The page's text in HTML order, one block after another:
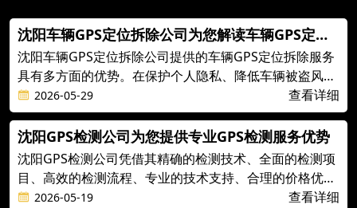
沈阳车辆GPS定位拆除公司为您解读车辆GPS定位
拆除的优势
沈阳车辆GPS定位拆除公司提供的车辆GPS定位拆除服务
具有多方面的优势。在保护个人隐私、降低车辆被盗风
险、节省车辆维护成本、提高驾驶体验、避免不必要的费
用以及适应个性化需求等方面
2026-05-29 查看详细
沈阳GPS检测公司为您提供专业GPS检测服务优势
沈阳GPS检测公司凭借其精确的检测技术、全面的检测项
目、高效的检测流程、专业的技术支持、合理的价格优势
和完善的售后服务，成为众多客户的信赖之选。
2026-05-19 查看详细